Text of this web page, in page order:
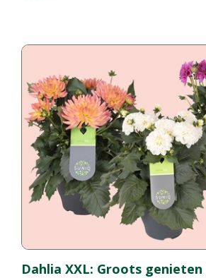
Dahlia XXL: Groots